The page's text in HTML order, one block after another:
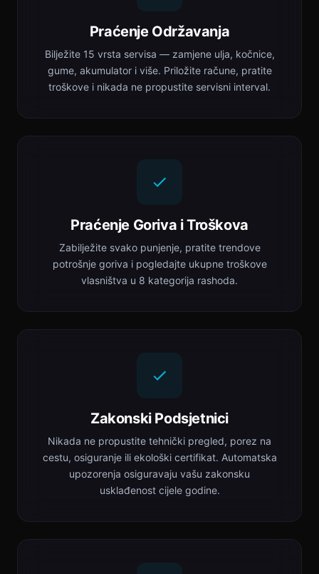
Praćenje Održavanja
Bilježite 15 vrsta servisa — zamjene ulja, kočnice,
gume, akumulator i više. Priložite račune, pratite
troškove i nikada ne propustite servisni interval.
Praćenje Goriva i Troškova
Zabilježite svako punjenje, pratite trendove
potrošnje goriva i pogledajte ukupne troškove
vlasništva u 8 kategorija rashoda.
Zakonski Podsjetnici
Nikada ne propustite tehnički pregled, porez na
cestu, osiguranje ili ekološki certifikat. Automatska
upozorenja osiguravaju vašu zakonsku
usklađenost cijele godine.